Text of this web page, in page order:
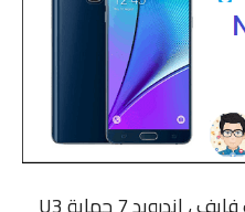
Remove Frp
HTC
Tools
FRP